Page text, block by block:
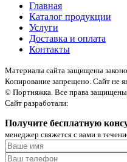
Главная
Каталог продукции
Услуги
Доставка и оплата
Контакты
Материалы сайта защищены
Копирование запрещено. Сайт не
© Портняжка. Все права защищены
Сайт разработали:
Получите бесплатную
менеджер свяжется с вами в